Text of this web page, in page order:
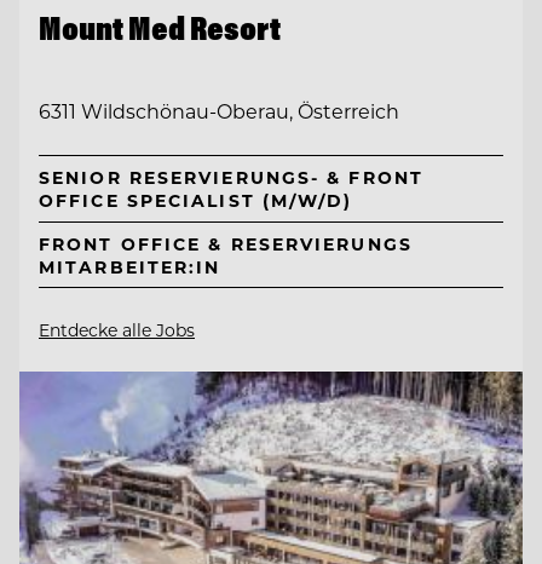
Mount Med Resort
6311 Wildschönau-Oberau, Österreich
SENIOR RESERVIERUNGS- & FRONT
OFFICE SPECIALIST (M/W/D)
FRONT OFFICE & RESERVIERUNGS
MITARBEITER:IN
Entdecke alle Jobs